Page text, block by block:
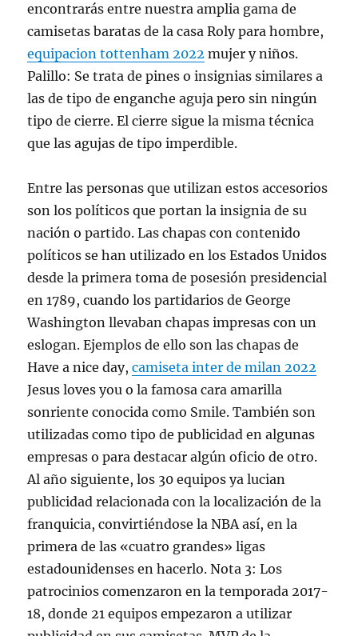
encontrarás entre nuestra amplia gama de
camisetas baratas de la casa Roly para hombre,
equipacion tottenham 2022 mujer y niños.
Palillo: Se trata de pines o insignias similares a
las de tipo de enganche aguja pero sin ningún
tipo de cierre. El cierre sigue la misma técnica
que las agujas de tipo imperdible.
Entre las personas que utilizan estos accesorios
son los políticos que portan la insignia de su
nación o partido. Las chapas con contenido
políticos se han utilizado en los Estados Unidos
desde la primera toma de posesión presidencial
en 1789, cuando los partidarios de George
Washington llevaban chapas impresas con un
eslogan. Ejemplos de ello son las chapas de
Have a nice day,camiseta inter de milan 2022
Jesus loves you o la famosa cara amarilla
sonriente conocida como Smile. También son
utilizadas como tipo de publicidad en algunas
empresas o para destacar algún oficio de otro.
Al año siguiente, los 30 equipos ya lucian
publicidad relacionada con la localización de la
franquicia, convirtiéndose la NBA así, en la
primera de las «cuatro grandes» ligas
estadounidenses en hacerlo. Nota 3: Los
patrocinios comenzaron en la temporada 2017-
18, donde 21 equipos empezaron a utilizar